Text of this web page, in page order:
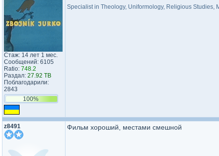
Стаж: 14 лет 1 мес.
Сообщений: 6105
Ratio: 748.2
Раздал: 27.92 TB
Поблагодарили:
2843
100%
Specialist in Theology, Uniformology, Religious
z8491 Фильм хороший, местами смешной